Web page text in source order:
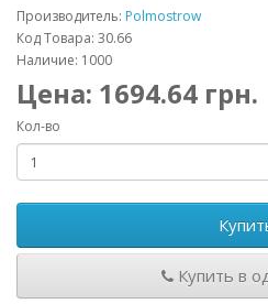
Производитель: Polmostrow
Код Товара: 30.66
Наличие: 1000
Цена: 1694.64 грн.
Кол-во
Купить в